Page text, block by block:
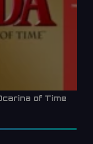
of Time